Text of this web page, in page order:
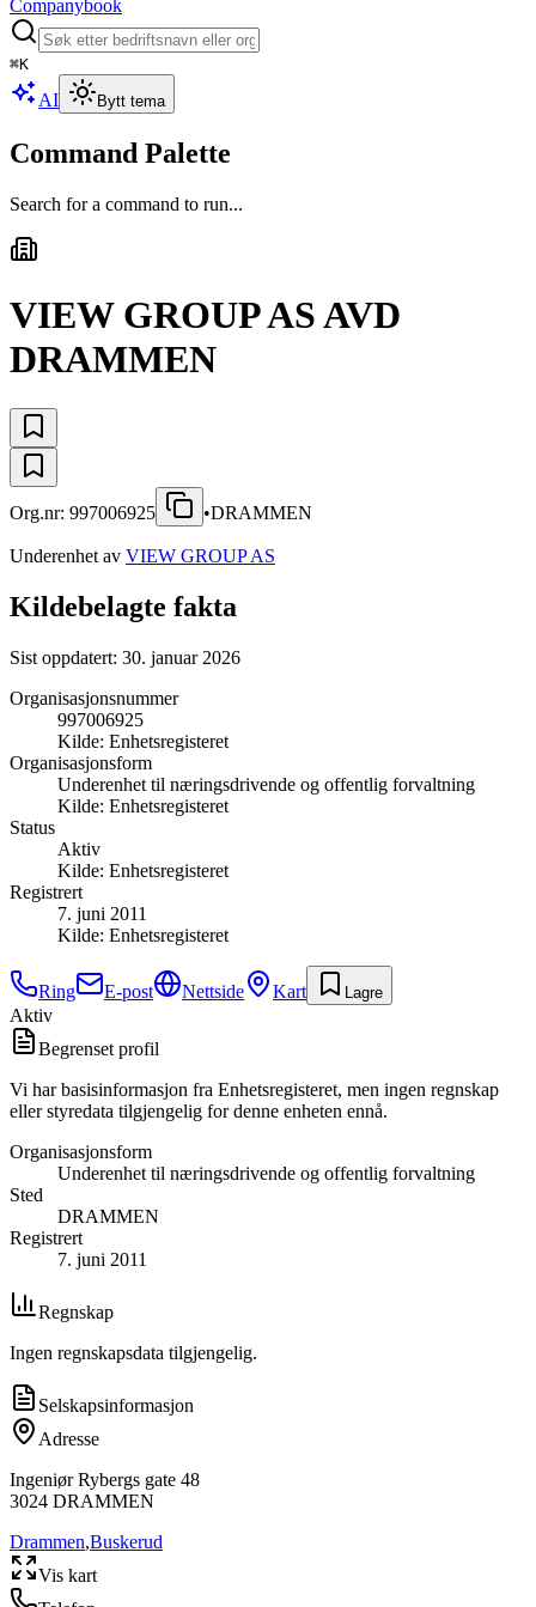
Companybook
⌘K
AI Bytt tema
Command Palette
Search for a command to run...
VIEW GROUP AS AVD
DRAMMEN
Org.nr: 997006925 •DRAMMEN
Underenhet av VIEW GROUP AS
Kildebelagte fakta
Sist oppdatert: 30. januar 2026
Organisasjonsnummer
997006925
Kilde: Enhetsregisteret
Organisasjonsform
Underenhet til næringsdrivende og offentlig forvaltning
Kilde: Enhetsregisteret
Status
Aktiv
Kilde: Enhetsregisteret
Registrert
7. juni 2011
Kilde: Enhetsregisteret
Ring E-post Nettside Kart Lagre
Aktiv
Begrenset profil
Vi har basisinformasjon fra Enhetsregisteret, men ingen regnskap
eller styredata tilgjengelig for denne enheten ennå.
Organisasjonsform
Underenhet til næringsdrivende og offentlig forvaltning
Sted
DRAMMEN
Registrert
7. juni 2011
Regnskap
Ingen regnskapsdata tilgjengelig.
Selskapsinformasjon
Adresse
Ingeniør Rybergs gate 48
3024 DRAMMEN
Drammen,Buskerud
Vis kart